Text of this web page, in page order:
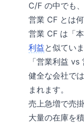
C/F の中でも
営業 CF とは
営業 CF は「
利益と似てい
「営業利益
健全な会社で
まれます。
売上急増で売
大量の在庫を